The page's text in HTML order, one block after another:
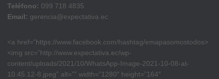
Teléfono: 099 718 4835
Email: gerencia@expectativa.ec
<a href=”https://www.facebook.com/hashtag/emapasomostodos>
<img src=”http://www.expectativa.ec/wp-
content/uploads/2021/10/WhatsApp-Image-2021-10-08-at-
10.45.12-8.jpeg” alt=”” width=”1280″ height=”164″